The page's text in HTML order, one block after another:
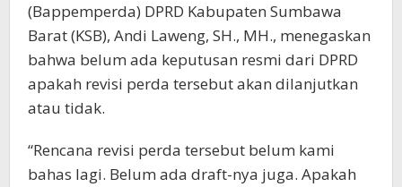
(Bappemperda) DPRD Kabupaten Sumbawa
Barat (KSB), Andi Laweng, SH., MH., menegaskan
bahwa belum ada keputusan resmi dari DPRD
apakah revisi perda tersebut akan dilanjutkan
atau tidak.
“Rencana revisi perda tersebut belum kami
bahas lagi. Belum ada draft-nya juga. Apakah